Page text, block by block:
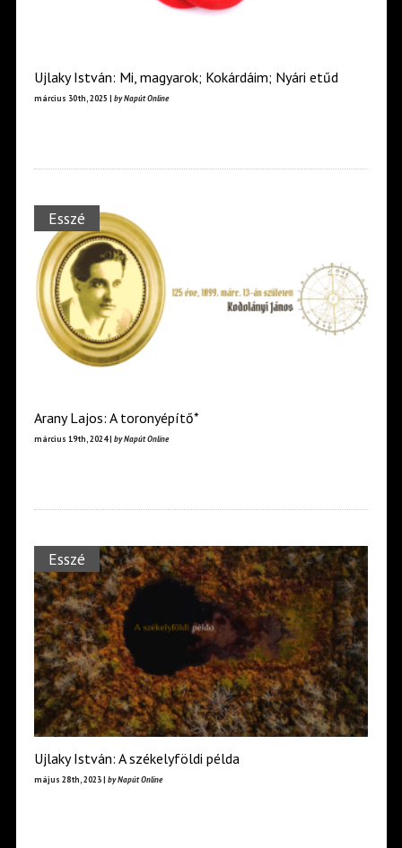
Ujlaky István: Mi, magyarok; Kokárdáim; Nyári etűd
március 30th, 2025 | by Napút Online
Esszé
Arany Lajos: A toronyépítő*
március 19th, 2024 | by Napút Online
Esszé
Ujlaky István: A székelyföldi példa
május 28th, 2023 | by Napút Online